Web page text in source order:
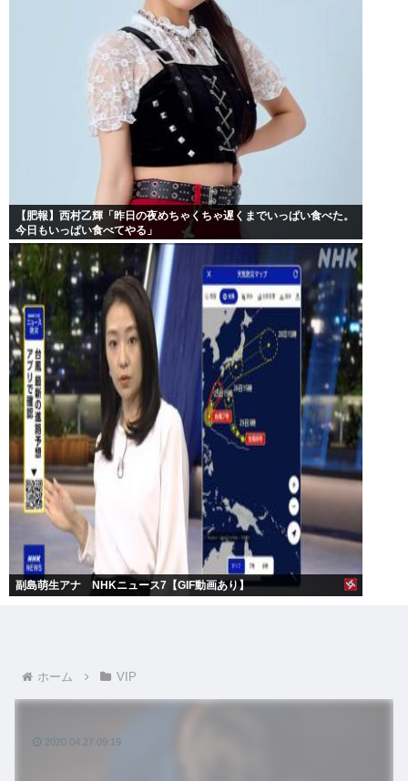
【肥報】西村乙輝「昨日の夜めちゃくちゃ遅くまでいっぱい食べた。
今日もいっぱい食べてやる」
副島萌生アナ NHKニュース7【GIF動画あり】
ホーム VIP
2020.04.27 09:19